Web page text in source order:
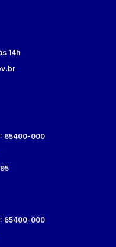
14h
65400-000
65400-000